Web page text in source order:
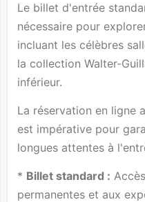
Le billet d'entrée
nécessaire pour
incluant les célèbres
la collection Walter-
inférieur.
La réservation en ligne
est impérative pour
longues attentes à
* Billet standard :
permanentes et aux